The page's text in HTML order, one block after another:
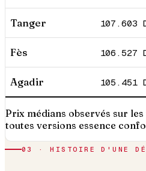
Tanger 107.603
Fès 106.527
Agadir 105.451
Prix médians observés sur
toutes versions essence
03 · HISTOIRE D'UNE